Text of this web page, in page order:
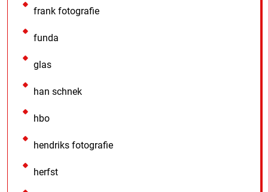
frank fotografie
funda
glas
han schnek
hbo
hendriks fotografie
herfst